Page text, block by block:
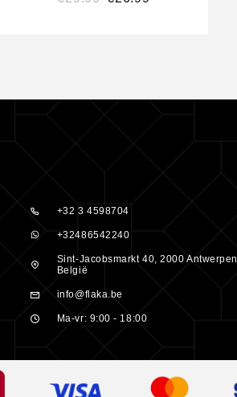
+32 3 4598704
+32486542240
Sint-Jacobsmarkt 40, 2000 Antwerpen,
België
info@flaka.be
Ma-vr: 9:00 - 18:00